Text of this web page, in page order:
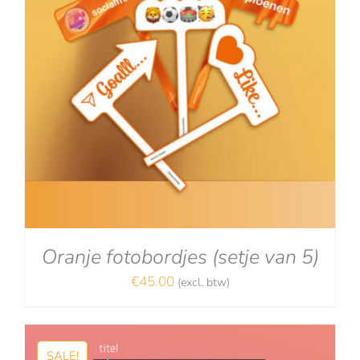
Oranje fotobordjes (setje van 5)
€45.00 (excl. btw)
SALE!